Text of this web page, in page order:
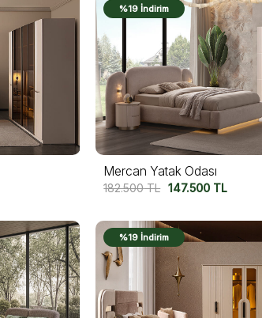
%19 İndirim
Mercan Yatak Odası
182.500TL 147.500 TL
%19 İndirim